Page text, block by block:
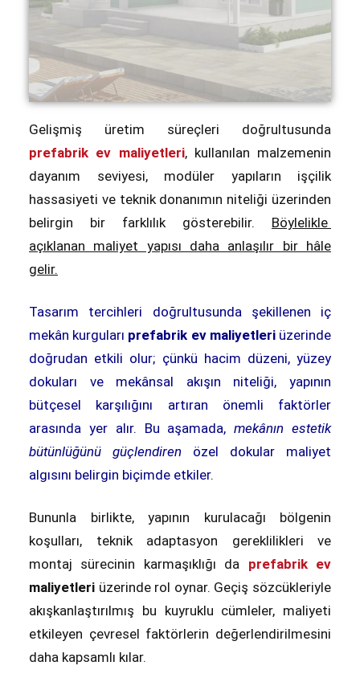
Gelişmiş üretim süreçleri doğrultusunda
prefabrik ev maliyetleri, kullanılan malzemenin
dayanım seviyesi, modüler yapıların işçilik
hassasiyeti ve teknik donanımın niteliği üzerinden
belirgin bir farklılık gösterebilir. Böylelikle
açıklanan maliyet yapısı daha anlaşılır bir hâle
gelir.
Tasarım tercihleri doğrultusunda şekillenen iç
mekân kurguları prefabrik ev maliyetleriüzerinde
doğrudan etkili olur; çünkü hacim düzeni, yüzey
dokuları ve mekânsal akışın niteliği, yapının
bütçesel karşılığını artıran önemli faktörler
arasında yer alır. Bu aşamada,mekânın estetik
bütünlüğünü güçlendiren özel dokular maliyet
algısını belirgin biçimde etkiler.
Bununla birlikte, yapının kurulacağı bölgenin
koşulları, teknik adaptasyon gereklilikleri ve
montaj sürecinin karmaşıklığı da prefabrik ev
maliyetleri üzerinde rol oynar. Geçiş sözcükleriyle
akışkanlaştırılmış bu kuyruklu cümleler, maliyeti
etkileyen çevresel faktörlerin değerlendirilmesini
daha kapsamlı kılar.